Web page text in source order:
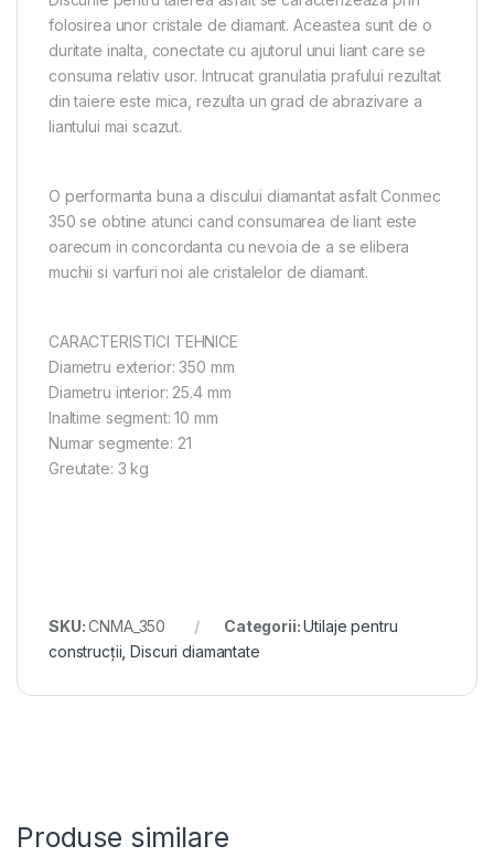
folosirea unor cristale de diamant. Aceastea sunt de o
duritate inalta, conectate cu ajutorul unui liant care se
consuma relativ usor. Intrucat granulatia prafului rezultat
din taiere este mica, rezulta un grad de abrazivare a
liantului mai scazut.
O performanta buna a discului diamantat asfalt Conmec
350 se obtine atunci cand consumarea de liant este
oarecum in concordanta cu nevoia de a se elibera
muchii si varfuri noi ale cristalelor de diamant.
CARACTERISTICI TEHNICE
Diametru exterior: 350 mm
Diametru interior: 25.4 mm
Inaltime segment: 10 mm
Numar segmente: 21
Greutate: 3 kg
SKU:CNMA_350 Categorii:Utilaje pentru
construcții ,Discuri diamantate
Produse similare